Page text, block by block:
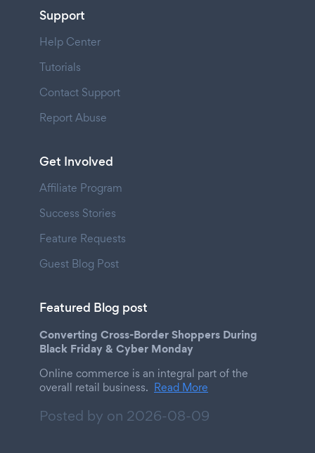
Support
Help Center
Tutorials
Contact Support
Report Abuse
Get Involved
Affiliate Program
Success Stories
Feature Requests
Guest Blog Post
Featured Blog post
Converting Cross-Border Shoppers During
Black Friday & Cyber Monday
Online commerce is an integral part of the
overall retail business. Read More
Posted by on 2026-08-09